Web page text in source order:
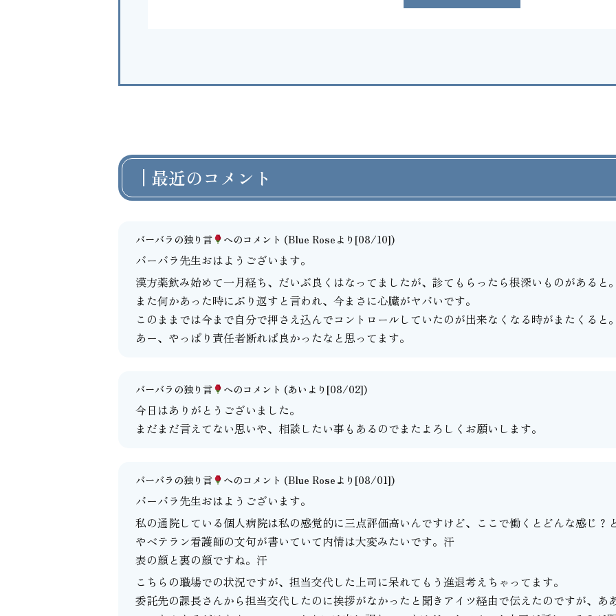
最近のコメント
バーバラの独り言 へのコメント (Blue Roseより[08/10])
バーバラ先生おはようございます。
漢方薬飲み始めて一月経ち、だいぶ良くはなってましたが、診てもらったら根深いものがあると
また何かあった時にぶり返すと言われ、今まさに心臓がヤバいです。
このままでは今まで自分で押さえ込んでコントロールしていたのが出来なくなる時がまたくると
あー、やっぱり責任者断れば良かったなと思ってます。
バーバラの独り言 へのコメント (あいより[08/02])
今日はありがとうございました。
まだまだ言えてない思いや、相談したい事もあるのでまたよろしくお願いします。
バーバラの独り言 へのコメント (Blue Roseより[08/01])
バーバラ先生おはようございます。
私の通院している個人病院は私の感覚的に三点評価高いんですけど、ここで働くとどんな感じ？
やベテラン看護師の文句が書いていて内情は大変みたいです。汗
表の顔と裏の顔ですね。汗
こちらの職場での状況ですが、担当交代した上司に呆れてもう進退考えちゃってます。
委託先の課長さんから担当交代したのに挨拶がなかったと聞きアイツ経由で伝えたのですが、あ